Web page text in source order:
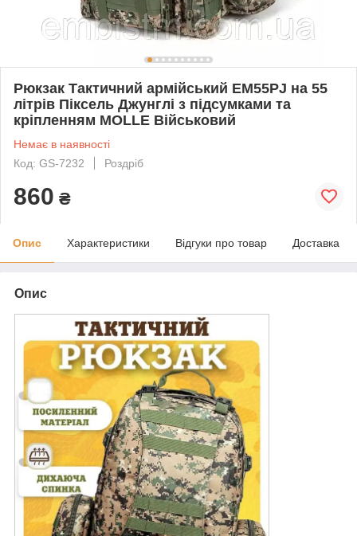
Рюкзак Тактичний армійський EM55PJ на 55
літрів Піксель Джунглі з підсумками та
кріпленням MOLLE Військовий
Немає в наявності
Код: GS-7232
Роздріб
860 ₴
Опис Характеристики Відгуки про товар Доставка
Опис